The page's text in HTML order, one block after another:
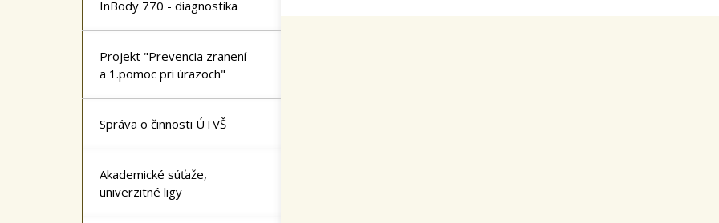
InBody 770 - diagnostika
Projekt "Prevencia zranení
a 1.pomoc pri úrazoch"
Správa o činnosti ÚTVŠ
Akademické súťaže,
univerzitné ligy